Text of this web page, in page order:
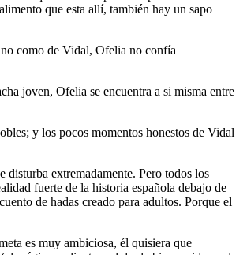
que esta allí, también hay un sapo
no como de Vidal, Ofelia no confía
joven, Ofelia se encuentra a si misma entre
y los pocos momentos honestos de Vidal
extremadamente. Pero todos los
fuerte de la historia española debajo de
de hadas creado para adultos. Porque el
es muy ambiciosa, él quisiera que